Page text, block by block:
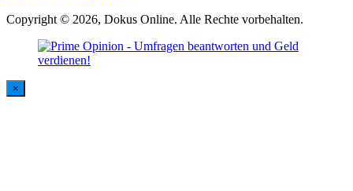
Copyright © 2026, Dokus Online. Alle Rechte vorbehalten.
×